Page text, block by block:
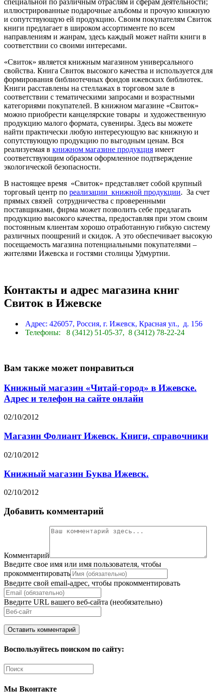
иллюстрированные подарочные альбомы и прочую книжную
и сопутствующую ей продукцию. Своим покупателям Свиток
книги предлагает в широком ассортименте по всем
направлениям и жанрам, здесь каждый может найти книги в
соответствии со своими интересами.
«Свиток» является книжным магазином универсального
свойства. Книга Свиток высокого качества и используется для
формирования библиотечных фондов ижевских библиотек.
Книги расставлены на стеллажах в торговом зале в
соответствии с тематическими запросами и возрастными
категориями покупателей. В книжном магазине «Свиток»
можно приобрести канцелярские товары и художественную
продукцию малого формата, сувениры. Здесь вы можете
найти практически любую интересующую вас книжную и
сопутствующую продукцию по выгодным ценам. Вся
реализуемая в книжном магазине продукция имеет
соответствующим образом оформленное подтверждение
экологической безопасности.
В настоящее время «Свиток» представляет собой крупный
торговый центр по реализации книжной продукции. За счет
прямых связей сотрудничества с проверенными
поставщиками, фирма может позволить себе предлагать
продукцию высокого качества, предоставляя при этом своим
постоянным клиентам хорошо отработанную гибкую систему
различных поощрений и скидок. А это обеспечивает высокую
посещаемость магазина потенциальными покупателями –
жителями Ижевска и гостями столицы Удмуртии.
Контакты и адрес магазина книг
Свиток в Ижевске
Адрес: 426057, Россия, г. Ижевск, Красная ул., д. 156
Телефоны: 8 (3412) 51-05-37, 8 (3412) 78-22-24
Вам также может понравиться
Книжный магазин «Читай-город» в Ижевске.
Адрес и телефон на сайте онлайн
02/10/2012
Магазин Фолиант Ижевск. Книги, справочники
02/10/2012
Книжный магазин Буква Ижевск.
02/10/2012
Добавить комментарий
Комментарий
Введите свое имя или имя пользователя, чтобы
прокомментировать
Введите свой email-адрес, чтобы прокомментировать
Введите URL вашего веб-сайта (необязательно)
Воспользуйтесь поиском по сайту:
Мы Вконтакте